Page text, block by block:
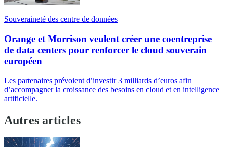
Souveraineté des centre de données
Orange et Morrison veulent créer une coentreprise
de data centers pour renforcer le cloud souverain
européen
Les partenaires prévoient d’investir 3 milliards d’euros afin
d’accompagner la croissance des besoins en cloud et en intelligence
artificielle.
Autres articles